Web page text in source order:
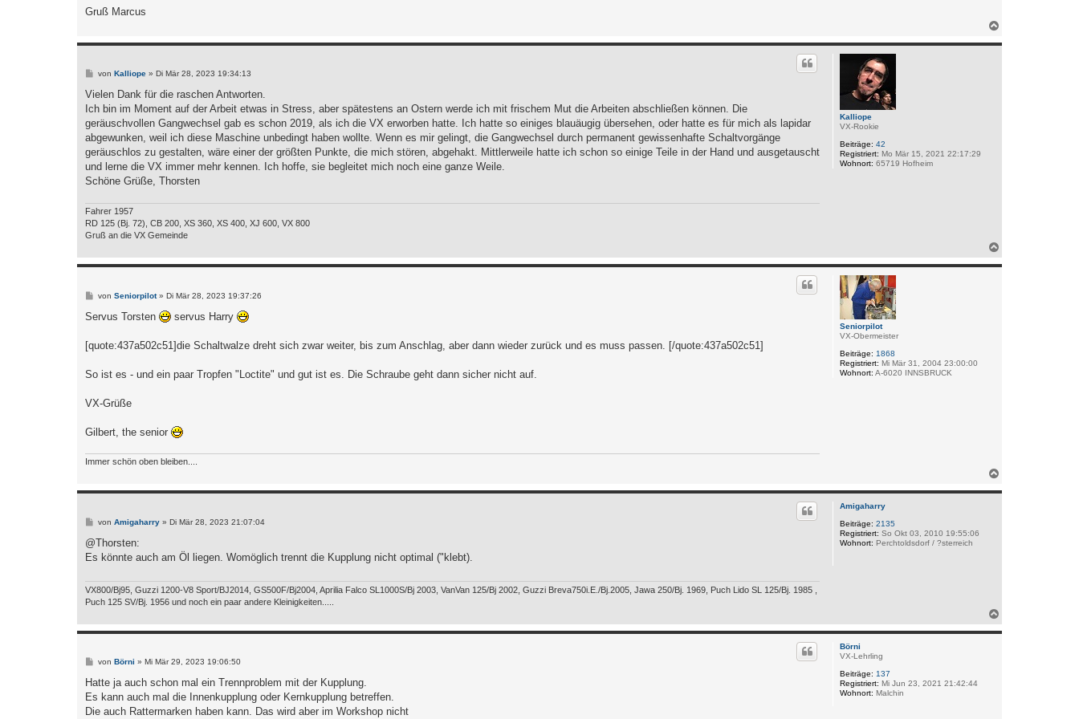
Gruß Marcus
c
Kalliope
VX-Rookie
Beiträge: 42
Registriert: Mo Mär 15, 2021 22:17:29
Wohnort: 65719 Hofheim
B
i
r
a
von Kalliope» Di Mär 28, 2023 19:34:13
Vielen Dank für die raschen Antworten.
Ich bin im Moment auf der Arbeit etwas in Stress, aber spätestens an Ostern werde ich mit frischem Mut die Arbeiten abschließen können. Die
geräuschvollen Gangwechsel gab es schon 2019, als ich die VX erworben hatte. Ich hatte so einiges blauäugig übersehen, oder hatte es für mich als lapidar
abgewunken, weil ich diese Maschine unbedingt haben wollte. Wenn es mir gelingt, die Gangwechsel durch permanent gewissenhafte Schaltvorgänge
geräuschlos zu gestalten, wäre einer der größten Punkte, die mich stören, abgehakt. Mittlerweile hatte ich schon so einige Teile in der Hand und ausgetauscht
und lerne die VX immer mehr kennen. Ich hoffe, sie begleitet mich noch eine ganze Weile.
Schöne Grüße, Thorsten
Fahrer 1957
RD 125 (Bj. 72), CB 200, XS 360, XS 400, XJ 600, VX 800
Gruß an die VX Gemeinde
a
c
Seniorpilot
VX-Obermeister
Beiträge: 1868
Registriert: Mi Mär 31, 2004 23:00:00
Wohnort: A-6020 INNSBRUCK
B
i
a
von Seniorpilot» Di Mär 28, 2023 19:37:26
Servus Torsten servus Harry
[quote:437a502c51]die Schaltwalze dreht sich zwar weiter, bis zum Anschlag, aber dann wieder zurück und es muss passen. [/quote:437a502c51]
So ist es - und ein paar Tropfen "Loctite" und gut ist es. Die Schraube geht dann sicher nicht auf.
VX-Grüße
Gilbert, the senior
Immer schön oben bleiben....
c
Amigaharry
Beiträge: 2135
Registriert: So Okt 03, 2010 19:55:06
Wohnort: Perchtoldsdorf / ?sterreich
B
i
r
von Amigaharry» Di Mär 28, 2023 21:07:04
@Thorsten:
Es könnte auch am Öl liegen. Womöglich trennt die Kupplung nicht optimal ("klebt).
VX800/Bj95, Guzzi 1200-V8 Sport/BJ2014, GS500F/Bj2004, Aprilia Falco SL1000S/Bj 2003, VanVan 125/Bj 2002, Guzzi Breva750i.E./Bj.2005, Jawa 250/Bj. 1969, Puch Lido SL 125/Bj. 1985 ,
Puch 125 SV/Bj. 1956 und noch ein paar andere Kleinigkeiten.....
a
c
Börni
VX-Lehrling
Beiträge: 137
Registriert: Mi Jun 23, 2021 21:42:44
Wohnort: Malchin
B
i
r
a
von Börni » Mi Mär 29, 2023 19:06:50
Hatte ja auch schon mal ein Trennproblem mit der Kupplung.
Es kann auch mal die Innenkupplung oder Kernkupplung betreffen.
Die auch Rattermarken haben kann. Das wird aber im Workshop nicht